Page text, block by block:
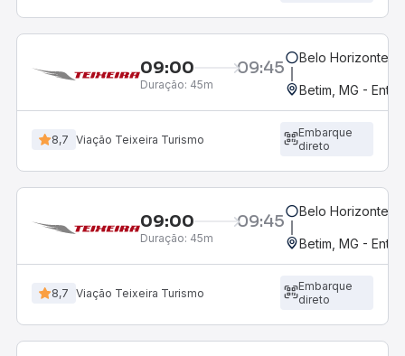
09:00 09:45
Duração: 45m
Belo Horizonte,
Betim, MG -
8,7 Viação Teixeira Turismo
Embarque
direto
09:00 09:45
Duração: 45m
Belo Horizonte,
Betim, MG -
8,7 Viação Teixeira Turismo
Embarque
direto